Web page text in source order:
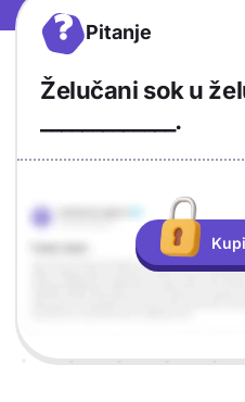
? Pitanje
Želučani sok u
_____________.
Odgovor
Objašnjenje